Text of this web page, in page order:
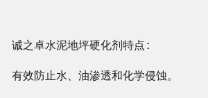
诚之卓水泥地坪硬化剂特点:
有效防止水、油渗透和化学侵蚀。